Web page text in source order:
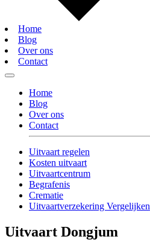
Home
Blog
Over ons
Contact
Home
Blog
Over ons
Contact
Uitvaart regelen
Kosten uitvaart
Uitvaartcentrum
Begrafenis
Crematie
Uitvaartverzekering Vergelijken
Uitvaart Dongjum